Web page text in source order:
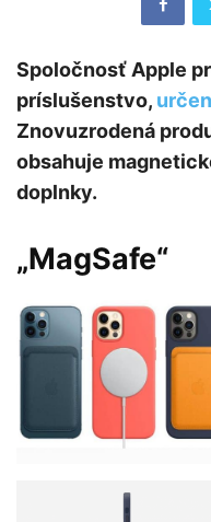
Spoločnosť Apple
príslušenstvo,
Znovuzrodená
obsahuje
doplnky.
„MagSafe“